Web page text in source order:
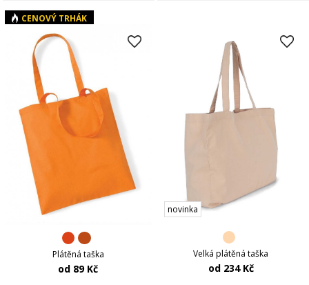
CENOVÝ TRHÁK
Plátěná taška
od 89 Kč
novinka
Velká plátěná taška
od 234 Kč